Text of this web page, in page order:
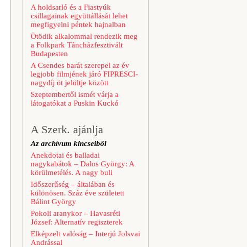
A holdsarló és a Fiastyúk
csillagainak együttállását lehet
megfigyelni péntek hajnalban
Ötödik alkalommal rendezik meg
a Folkpark Táncházfesztivált
Budapesten
A Csendes barát szerepel az év
legjobb filmjének járó FIPRESCI-
nagydíj öt jelöltje között
Szeptembertől ismét várja a
látogatókat a Puskin Kuckó
A Szerk. ajánlja
Az archívum kincseiből
Anekdotai és balladai
nagykabátok – Dalos György: A
körülmetélés. A nagy buli
Időszerűség – általában és
különösen. Száz éve született
Bálint György
Pokoli aranykor – Havasréti
József: Alternatív regiszterek
Elképzelt valóság – Interjú Jolsvai
Andrással